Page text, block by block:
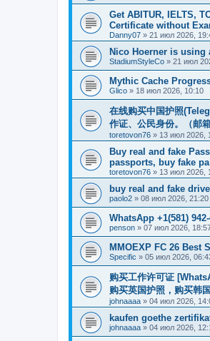
Get ABITUR, IELTS,
Certificate without
Danny07 » 21 июл 2026,
Nico Hoerner is using
StadiumStyleCo » 21 июл
Mythic Cache
Glico » 18 июл 2026, 10:10
在线购买中国护照
作证、公民身份。（邮箱
toretovon76 » 13 июл 2026,
Buy real and fake
passports, buy fake pa
toretovon76 » 13 июл 2026,
buy real and fake
paolo2 » 08 июл 2026, 21:20
WhatsApp +1(581)
penson » 07 июл 2026,
MMOEXP FC 26 Best
Specific » 05 июл 2026,
购买工作许可证
购买英国护照，购买韩
johnaaaa » 04 июл 2026,
kaufen goethe
johnaaaa » 04 июл 2026,